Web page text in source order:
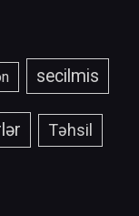
secilmis
Təhsil